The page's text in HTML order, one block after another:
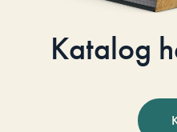
Katalog